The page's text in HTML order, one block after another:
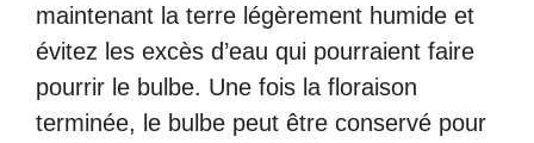
maintenant la terre légèrement humide et
évitez les excès d’eau qui pourraient faire
pourrir le bulbe. Une fois la floraison
terminée, le bulbe peut être conservé pour